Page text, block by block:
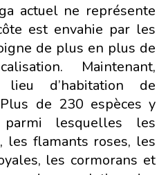
actuel ne représente
est envahie par les
de plus en plus de
Maintenant,
d’habitation de
de 230 espèces y
lesquelles les
les flamants roses, les
les cormorans et